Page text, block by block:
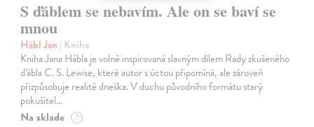
S ďáblem se nebavím. Ale on se baví se
mnou
Hábl Jan | Kniha
Kniha Jana Hábla je volně inspirovaná slavným dílem Rady zkušeného
ďábla C. S. Lewise, které autor s úctou připomíná, ale zároveň
přizpůsobuje realitě dneška. V duchu původního formátu starý
pokušitel…
Na sklade ?